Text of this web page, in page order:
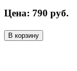
Цена: 790 руб.
В корзину